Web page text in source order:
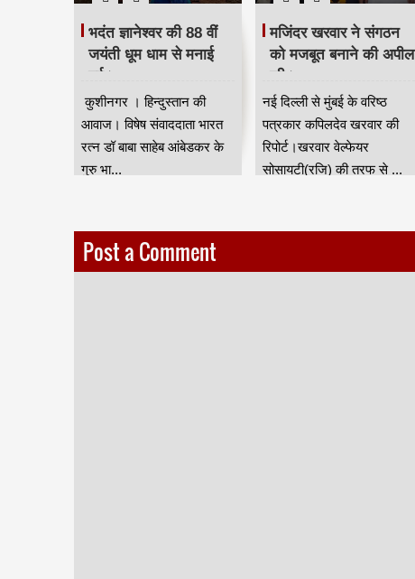
भदंत ज्ञानेश्वर की 88 वीं
जयंती धूम धाम से मनाई
गई।
कुशीनगर । हिन्दुस्तान की
आवाज। विषेष संवाददाता भारत
रत्न डॉ बाबा साहेब आंबेडकर के
गुरु भा...
मजिंदर खरवार ने संगठन
को मजबूत बनाने की अपील
की।
नई दिल्ली से मुंबई के वरिष्ठ
पत्रकार कपिलदेव खरवार की
रिपोर्ट।खरवार वेल्फेयर
सोसायटी(रजि) की तरफ से ...
Post a Comment